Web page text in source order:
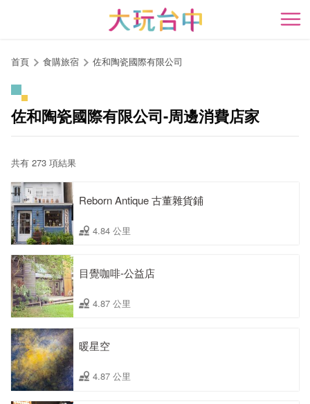
開
首頁 食購旅宿 佐和陶瓷國際有限公司
佐和陶瓷國際有限公司-周邊消費店家
共有 273 項結果
Reborn Antique 古董雜貨鋪
4.84 公里
目覺咖啡-公益店
4.87 公里
暖星空
4.87 公里